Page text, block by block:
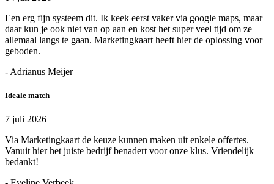
Een erg fijn systeem dit. Ik keek eerst vaker via google maps, maar
daar kun je ook niet van op aan en kost het super veel tijd om ze
allemaal langs te gaan. Marketingkaart heeft hier de oplossing voor
geboden.
- Adrianus Meijer
Ideale match
7 juli 2026
Via Marketingkaart de keuze kunnen maken uit enkele offertes.
Vanuit hier het juiste bedrijf benadert voor onze klus. Vriendelijk
bedankt!